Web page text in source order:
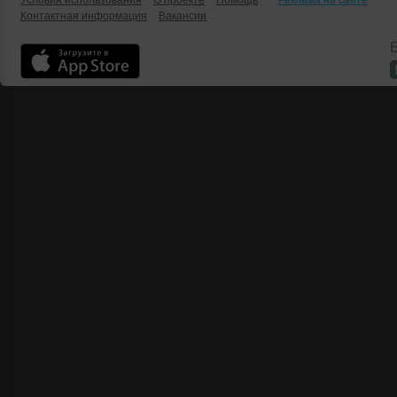
Контактная информация
Вакансии